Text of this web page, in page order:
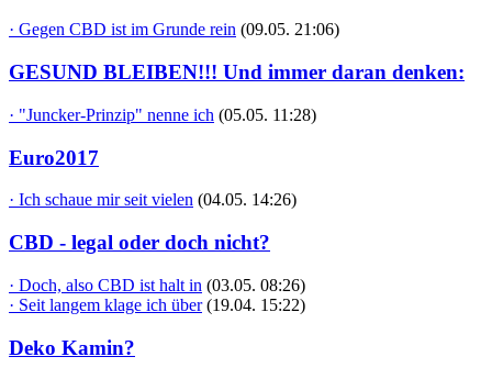
· Gegen CBD ist im Grunde rein (09.05. 21:06)
GESUND BLEIBEN!!! Und immer daran denken:
· "Juncker-Prinzip" nenne ich (05.05. 11:28)
Euro2017
· Ich schaue mir seit vielen (04.05. 14:26)
CBD - legal oder doch nicht?
· Doch, also CBD ist halt in (03.05. 08:26)
· Seit langem klage ich über (19.04. 15:22)
Deko Kamin?